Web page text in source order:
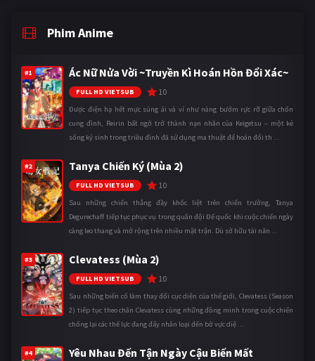
Phim Anime
#1 Ác Nữ Nửa Vời ~Truyền Kì Hoán Hồn Đổi Xác~
FULL HD VIETSUB 10
Được điện hạ hết mực sủng ái và ví như nàng bướm rực rỡ giữa chốn
cung đình, Reirin bất ngờ trở thành nạn nhân của Keigetsu – một kẻ
sống ký sinh trong triều đình đã sử dụng ma thuật để hoán đổi th ...
#2 Tanya Chiến Ký (Mùa 2)
FULL HD VIETSUB 10
Sau những chiến thắng đầy khốc liệt trên chiến trường, Tanya
Degurechaff tiếp tục phục vụ trong quân đội Đế quốc khi cuộc chiến ngày
càng leo thang và mở rộng trên nhiều mặt trận. Dù sở hữu tài năn ...
#3 Clevatess (Mùa 2)
FULL HD VIETSUB 10
Sau những biến cố làm thay đổi cục diện của thế giới, Clevatess (Season
2) tiếp tục theo chân Clevatess cùng những đồng minh trong cuộc chiến
chống lại các thế lực đang đẩy nhân loại đến bờ vực diệ ...
#4 Yêu Nhau Đến Tận Ngày Cậu Biến Mất